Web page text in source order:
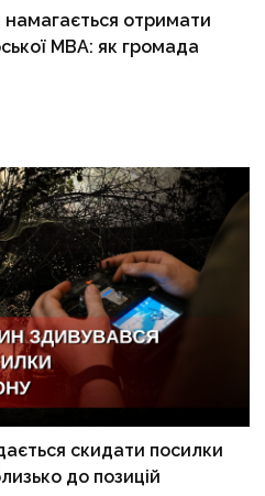
отримати
МВА: як громада
скидати посилки
до позицій